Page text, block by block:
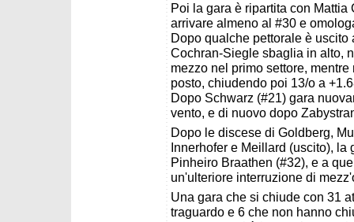
Poi la gara è ripartita con
arrivare almeno al #30 e
Dopo qualche pettorale è uscito
Cochran-Siegle sbaglia in alto,
mezzo nel primo settore,
posto, chiudendo poi 13/o a
Dopo Schwarz (#21) gara
vento, e di nuovo dopo
Dopo le discese di Goldberg,
Innerhofer e Meillard (uscito), la
Pinheiro Braathen (#32), e a
un'ulteriore interruzione di
Una gara che si chiude con 31
traguardo e 6 che non hanno